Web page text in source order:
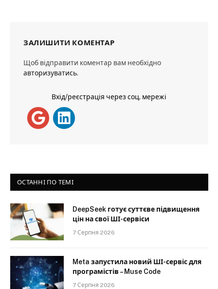
ЗАЛИШИТИ КОМЕНТАР
Щоб відправити коментар вам необхідно
авторизуватись.
Вхід/реєстрація через соц. мережі
ОСТАННІ ПО ТЕМІ
DeepSeek готує суттєве підвищення
цін на свої ШІ-сервіси
7 Серпня 2026
Meta запустила новий ШІ-сервіс для
програмістів – Muse Code
7 Серпня 2026